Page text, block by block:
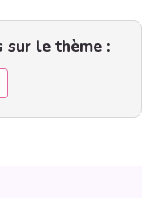
sur le thème :